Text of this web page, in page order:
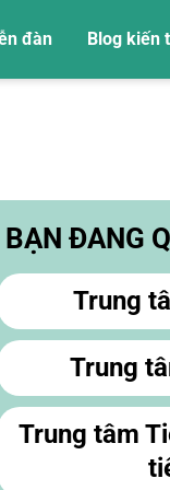
đàn Blog kiến
BẠN ĐANG
Trung
Trung
Trung tâm